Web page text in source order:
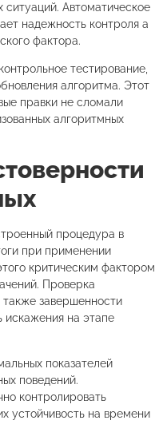
Автоматическое
надежность контроля а
фактора.
тестирование,
алгоритма. Этот
правки не сломали
алгоритмных
процедура в
при применении
критическим фактором
Проверка
завершенности
искажения на этапе
показателей
поведений.
контролировать
устойчивость на времени